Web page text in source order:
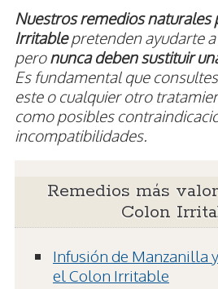
Nuestros remedios naturales
Irritablepretenden ayudarte
peronunca deben sustituir
Es fundamental que
este o cualquier otro
como posibles
incompatibilidades.
Remedios más
Colon
Infusión de Manzanilla
el Colon Irritable